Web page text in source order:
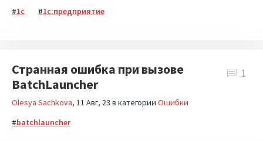
1с
1с:предприятие
1
Странная ошибка при вызове
BatchLauncher
Olesya Sachkova 11 Авг, 23 в категории Ошибки
batchlauncher